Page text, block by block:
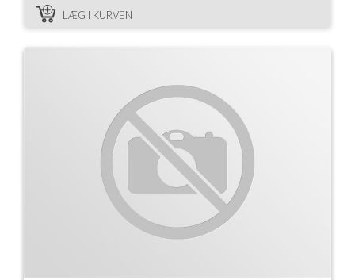
LÆG I KURVEN